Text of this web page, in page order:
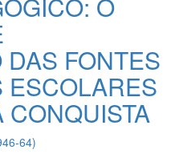
DAS FONTES
ESCOLARES
CONQUISTA
64)